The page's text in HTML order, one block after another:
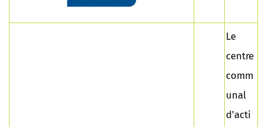
Le
centre
comm
unal
d'acti